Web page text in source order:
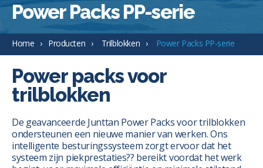
Power Packs PP-serie
Home Producten Trilblokken Power Packs PP-serie
Power packs voor
trilblokken
De geavanceerde Junttan Power Packs voor trilblokken
ondersteunen een nieuwe manier van werken. Ons
intelligente besturingssysteem zorgt ervoor dat het
systeem zijn piekprestaties?? bereikt voordat het werk